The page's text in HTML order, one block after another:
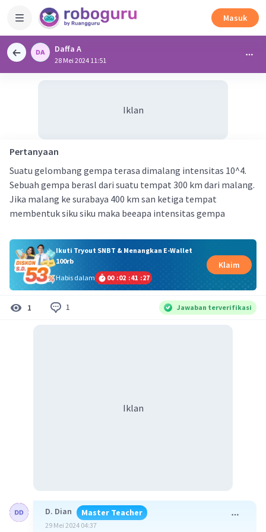
Masuk
Daffa A
28 Mei 2024 11:51
Iklan
Pertanyaan
Suatu gelombang gempa terasa dimalang intensitas 10^4.
Sebuah gempa berasl dari suatu tempat 300 km dari malang.
Jika malang ke surabaya 400 km san ketiga tempat
membentuk siku siku maka beeapa intensitas gempa
Ikuti Tryout SNBT & Menangkan E-Wallet
100rb
Habis dalam
00 :02 :41 :26
Klaim
1 1 Jawaban terverifikasi
Iklan
D. Dian Master Teacher
29 Mei 2024 04:37